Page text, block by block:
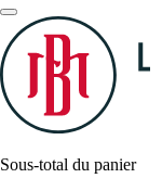
Sous-total du panier